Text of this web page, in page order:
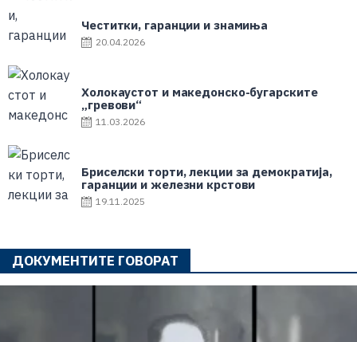
Честитки, гаранции и знамиња
20.04.2026
Холокаустот и македонско-бугарските
„гревови“
11.03.2026
Бриселски торти, лекции за демократија,
гаранции и железни крстови
19.11.2025
ДОКУМЕНТИТЕ ГОВОРАТ